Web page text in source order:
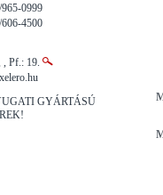
0999
4500
, Pf.: 19.
GYÁRTÁSÚ